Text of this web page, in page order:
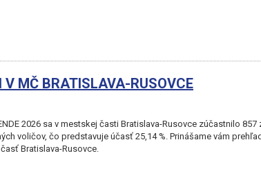
MČ BRATISLAVA-RUSOVCE
2026 sa v mestskej časti Bratislava-Rusovce zúčastnilo
voličov, čo predstavuje účasť 25,14 %. Prinášame vám
Bratislava-Rusovce.